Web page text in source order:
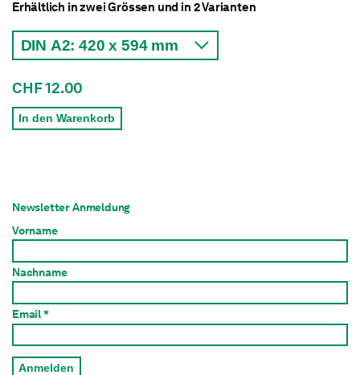
Erhältlich in zwei Grössen und in 2 Varianten
CHF 12.00
In den Warenkorb
Newsletter Anmeldung
Vorname
Nachname
Email *
Anmelden